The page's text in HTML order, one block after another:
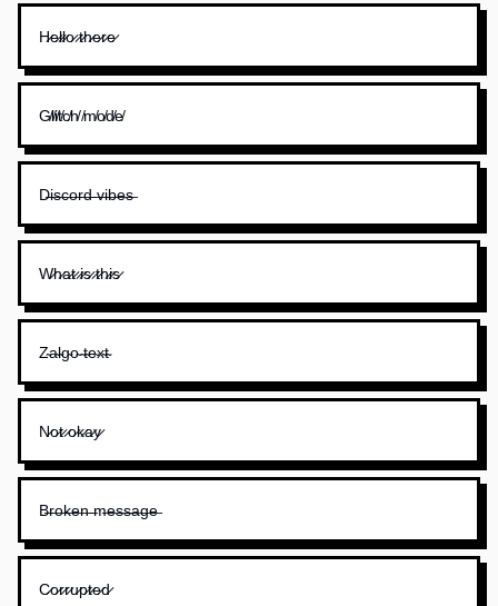
H̷e̷l̷l̷o̷ ̷t̷h̷e̷r̷e̷
G̸l̸i̸t̸c̸h̸ ̸m̸o̸d̸e̸
D̶i̶s̶c̶o̶r̶d̶ ̶v̶i̶b̶e̶s̶
W̷h̷a̷t̷ ̷i̷s̷ ̷t̷h̷i̷s̷
Z̴a̴l̴g̴o̴ ̴t̴e̴x̴t̴
N̷o̷t̷ ̷o̷k̷a̷y̷
B̶r̶o̶k̶e̶n̶ ̶m̶e̶s̶s̶a̶g̶e̶
C̷o̷r̷r̷u̷p̷t̷e̷d̷